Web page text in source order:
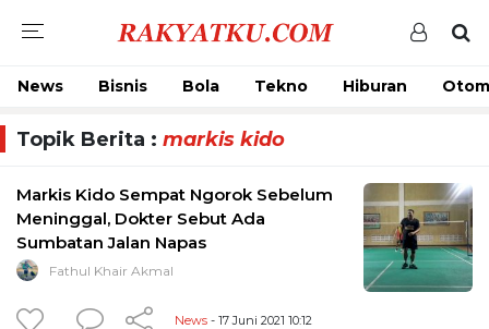
News Bisnis Bola Tekno Hiburan
Topik Berita : markis kido
Markis Kido Sempat Ngorok Sebelum
Meninggal, Dokter Sebut Ada
Sumbatan Jalan Napas
Fathul Khair Akmal
News - 17 Juni 2021 10:12